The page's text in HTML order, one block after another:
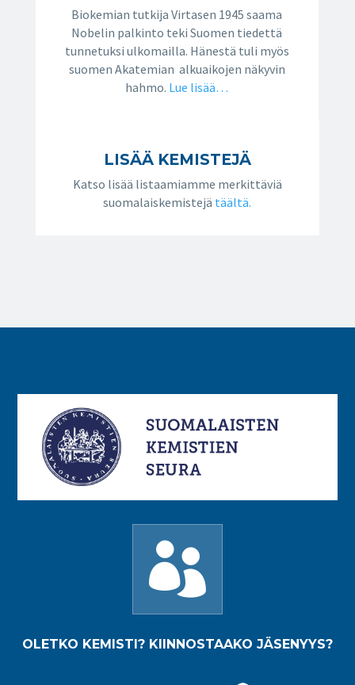
Biokemian tutkija Virtasen 1945 saama
Nobelin palkinto teki Suomen tiedettä
tunnetuksi ulkomailla. Hänestä tuli myös
suomen Akatemian alkuaikojen näkyvin
hahmo. Lue lisää…
LISÄÄ KEMISTEJÄ
Katso lisää listaamiamme merkittäviä
suomalaiskemistejä täältä.

OLETKO KEMISTI? KIINNOSTAAKO JÄSENYYS?